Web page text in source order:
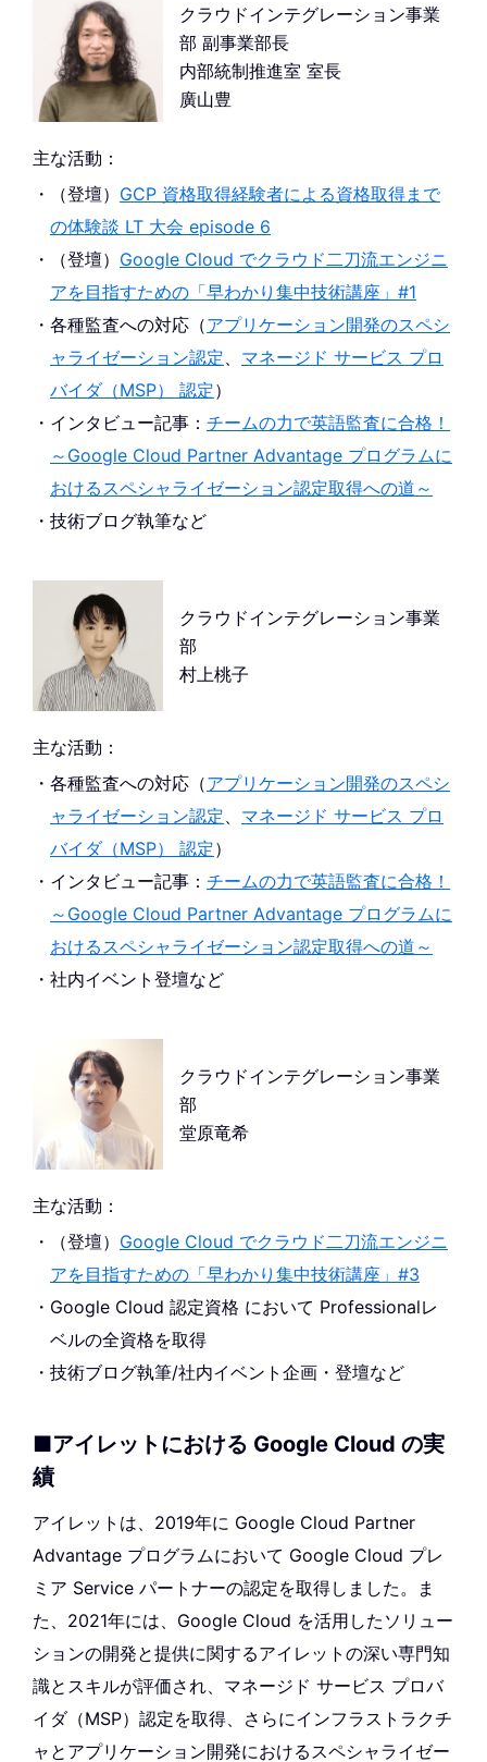
クラウドインテグレーション事業
部 副事業部長
内部統制推進室 室長
廣山豊
主な活動：
（登壇） GCP 資格取得経験者による資格取得まで
の体験談 LT 大会 episode 6
（登壇） Google Cloud でクラウド二刀流エンジニ
アを目指すための「早わかり集中技術講座」#1
各種監査への対応（アプリケーション開発のスペシ
ャライゼーション認定、 マネージド サービス プロ
バイダ（MSP） 認定）
インタビュー記事： チームの力で英語監査に合格！
～Google Cloud Partner Advantage プログラムに
おけるスペシャライゼーション認定取得への道～
技術ブログ執筆など
クラウドインテグレーション事業
部
村上桃子
主な活動：
各種監査への対応（アプリケーション開発のスペシ
ャライゼーション認定、 マネージド サービス プロ
バイダ（MSP） 認定）
インタビュー記事： チームの力で英語監査に合格！
～Google Cloud Partner Advantage プログラムに
おけるスペシャライゼーション認定取得への道～
社内イベント登壇など
クラウドインテグレーション事業
部
堂原竜希
主な活動：
（登壇） Google Cloud でクラウド二刀流エンジニ
アを目指すための「早わかり集中技術講座」#3
Google Cloud 認定資格 において Professionalレ
ベルの全資格を取得
技術ブログ執筆/社内イベント企画・登壇など
■アイレットにおける Google Cloud の実
績
アイレットは、2019年に Google Cloud Partner
Advantage プログラムにおいて Google Cloud プレ
ミア Service パートナーの認定を取得しました。ま
た、2021年には、Google Cloud を活用したソリュー
ションの開発と提供に関するアイレットの深い専門知
識とスキルが評価され、マネージド サービス プロバ
イダ（MSP）認定を取得、さらにインフラストラクチ
ャとアプリケーション開発におけるスペシャライゼー